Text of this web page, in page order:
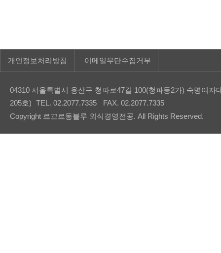
개인정보처리방침 이메일무단수집거부
04310 서울특별시 용산구 청파로47길 100(청파동2가) 숙명여
205호) TEL. 02.2077.7335
FAX. 02.2077.7335
Copyright 르꼬르동블루 외식경영전공. All Rights Reserved.